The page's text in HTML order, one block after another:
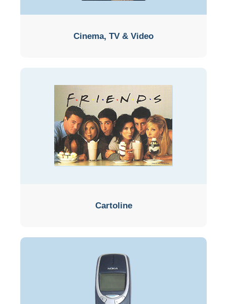
Cinema, TV & Video
Cartoline